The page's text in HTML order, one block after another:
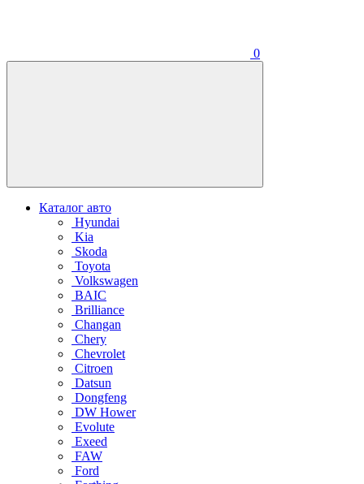
0
Каталог авто
Hyundai
Kia
Skoda
Toyota
Volkswagen
BAIC
Brilliance
Changan
Chery
Chevrolet
Citroen
Datsun
Dongfeng
DW Hower
Evolute
Exeed
FAW
Ford